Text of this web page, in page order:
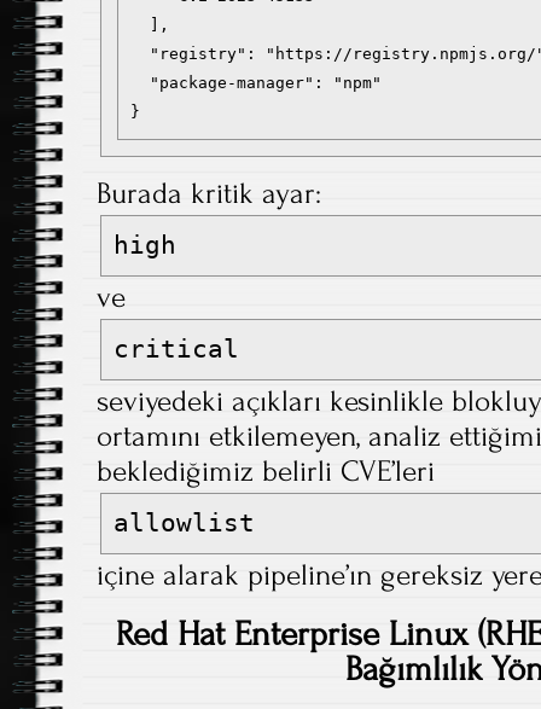
  ],
"registry": "https://registry.npmjs.org/
  "package-manager": "npm"
}
Burada kritik ayar:
high
ve
critical
seviyedeki açıkları kesinlikle
ortamını etkilemeyen, analiz
beklediğimiz belirli CVE’leri
allowlist
içine alarak pipeline’ın gereksiz
Red Hat Enterprise Linux
Bağımlılık